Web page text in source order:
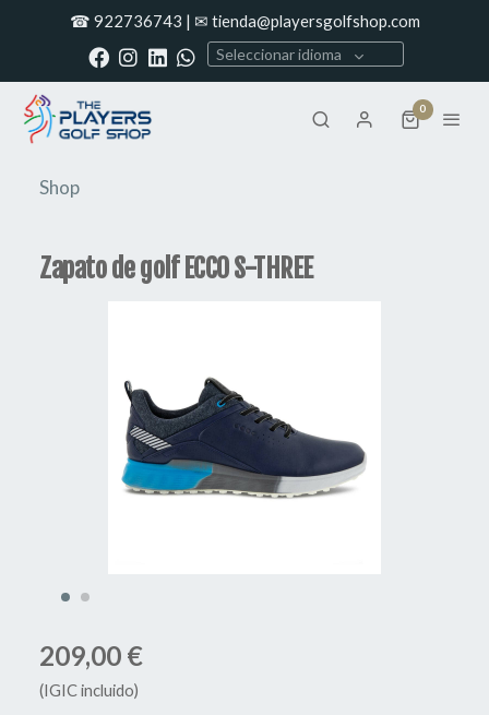
☎ 922736743 | ✉ tienda@playersgolfshop.com
Seleccionar idioma
0
Shop
Zapato de golf ECCO S-THREE
209,00 €
(IGIC incluido)